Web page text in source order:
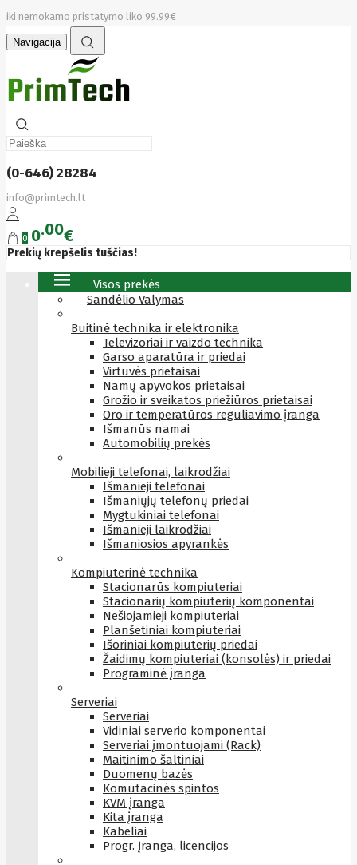
iki nemokamo pristatymo liko 99.99€
Navigacija
(0-646) 28284
info@primtech.lt
0 0 00€
Prekių krepšelis tuščias!
Visos prekės
Sandėlio Valymas
Buitinė technika ir elektronika
Televizoriai ir vaizdo technika
Garso aparatūra ir priedai
Virtuvės prietaisai
Namų apyvokos prietaisai
Grožio ir sveikatos priežiūros prietaisai
Oro ir temperatūros reguliavimo įranga
Išmanūs namai
Automobilių prekės
Mobilieji telefonai, laikrodžiai
Išmanieji telefonai
Išmaniųjų telefonų priedai
Mygtukiniai telefonai
Išmanieji laikrodžiai
Išmaniosios apyrankės
Kompiuterinė technika
Stacionarūs kompiuteriai
Stacionarių kompiuterių komponentai
Nešiojamieji kompiuteriai
Planšetiniai kompiuteriai
Išoriniai kompiuterių priedai
Žaidimų kompiuteriai (konsolės) ir priedai
Programinė įranga
Serveriai
Serveriai
Vidiniai serverio komponentai
Serveriai įmontuojami (Rack)
Maitinimo šaltiniai
Duomenų bazės
Komutacinės spintos
KVM įranga
Kita įranga
Kabeliai
Progr. Įranga, licencijos